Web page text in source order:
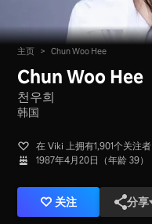
主页 > Chun Woo Hee
Chun Woo Hee
천우희
韩国
在 Viki 上拥有1,901个关注者
1987年4月20日（年龄 39）
关注 分享